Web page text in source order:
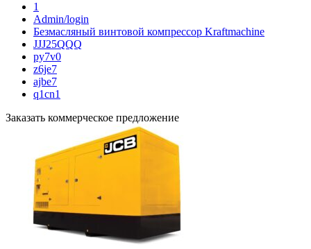
1
Admin/login
Безмасляный винтовой компрессор Kraftmaсhine
JJJ25QQQ
py7v0
z6je7
ajbe7
q1cn1
Заказать коммерческое предложение